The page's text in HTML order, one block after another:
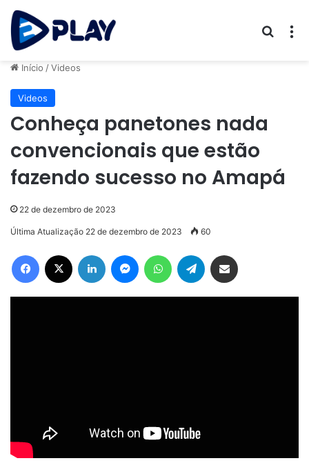
Início /Videos
Videos
Conheça panetones nada
convencionais que estão
fazendo sucesso no Amapá
22 de dezembro de 2023
Última Atualização 22 de dezembro de 2023 60